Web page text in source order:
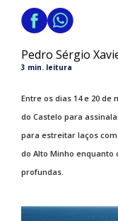
Pedro Sérgio
3 min. leitura
Entre os dias 14 e 20 de
do Castelo para
para estreitar laços
do Alto Minho
profundas.